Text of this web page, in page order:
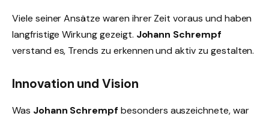
Viele seiner Ansätze waren ihrer Zeit voraus und haben
langfristige Wirkung gezeigt. Johann Schrempf
verstand es, Trends zu erkennen und aktiv zu gestalten.
Innovation und Vision
Was Johann Schrempf besonders auszeichnete, war